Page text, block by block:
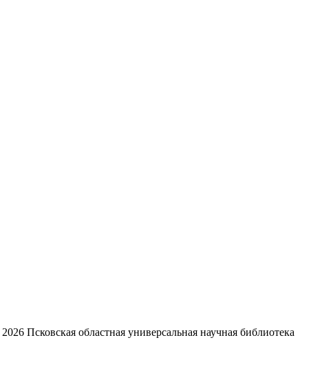
2026 Псковская областная универсальная научная библиотека